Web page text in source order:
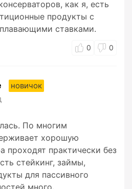
как я, есть
продукты с
ставками.
0 0
новичок
По многим
хорошую
проходят практически без
стейкинг, займы,
для пассивного